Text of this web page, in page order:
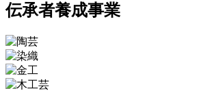
伝承者養成事業